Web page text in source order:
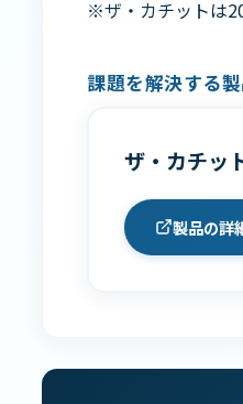
※ザ・カチットは
課題を解決する
ザ・カチッ
製品の詳